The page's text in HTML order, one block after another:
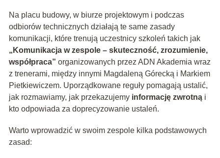
Na placu budowy, w biurze projektowym i podczas
odbiorów technicznych działają te same zasady
komunikacji, które trenują uczestnicy szkoleń takich jak
„Komunikacja w zespole – skuteczność, zrozumienie,
współpraca” organizowanych przez ADN Akademia wraz
z trenerami, między innymi Magdaleną Górecką i Markiem
Pietkiewiczem. Uporządkowane reguły pomagają ustalić,
jak rozmawiamy, jak przekazujemy informację zwrotnąi
kto odpowiada za doprecyzowanie ustaleń.
Warto wprowadzić w swoim zespole kilka podstawowych
zasad: